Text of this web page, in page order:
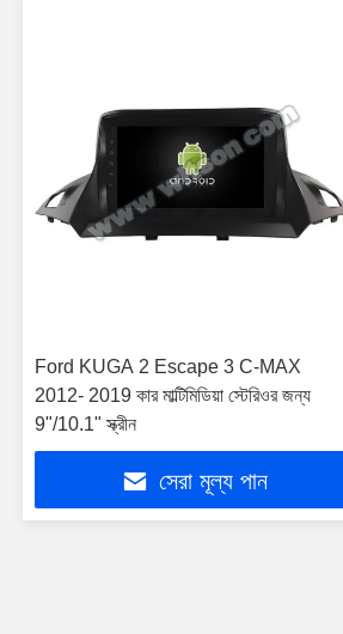
Ford KUGA 2 Escape 3 C-MAX
2012- 2019 কার মাল্টিমিডিয়া স্টেরিওর জন্য
9"/10.1" স্ক্রীন
সেরা মূল্য পান